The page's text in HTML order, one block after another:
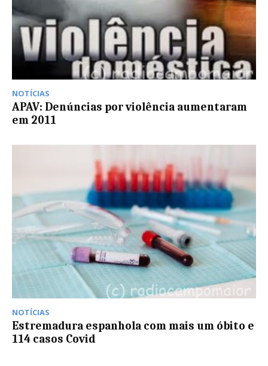
NOTÍCIAS
APAV: Denúncias por violência aumentaram
em 2011
NOTÍCIAS
Estremadura espanhola com mais um óbito e
114 casos Covid